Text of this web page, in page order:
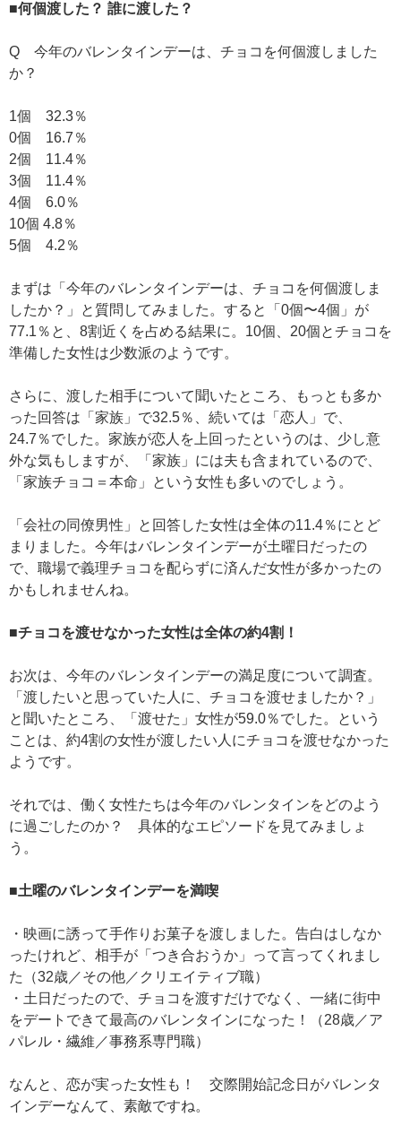
■何個渡した？ 誰に渡した？
Q 今年のバレンタインデーは、チョコを何個渡しました
か？
1個 32.3％
0個 16.7％
2個 11.4％
3個 11.4％
4個 6.0％
10個 4.8％
5個 4.2％
まずは「今年のバレンタインデーは、チョコを何個渡しま
したか？」と質問してみました。すると「0個〜4個」が
77.1％と、8割近くを占める結果に。10個、20個とチョコを
準備した女性は少数派のようです。
さらに、渡した相手について聞いたところ、もっとも多か
った回答は「家族」で32.5％、続いては「恋人」で、
24.7％でした。家族が恋人を上回ったというのは、少し意
外な気もしますが、「家族」には夫も含まれているので、
「家族チョコ＝本命」という女性も多いのでしょう。
「会社の同僚男性」と回答した女性は全体の11.4％にとど
まりました。今年はバレンタインデーが土曜日だったの
で、職場で義理チョコを配らずに済んだ女性が多かったの
かもしれませんね。
■チョコを渡せなかった女性は全体の約4割！
お次は、今年のバレンタインデーの満足度について調査。
「渡したいと思っていた人に、チョコを渡せましたか？」
と聞いたところ、「渡せた」女性が59.0％でした。という
ことは、約4割の女性が渡したい人にチョコを渡せなかった
ようです。
それでは、働く女性たちは今年のバレンタインをどのよう
に過ごしたのか？ 具体的なエピソードを見てみましょ
う。
■土曜のバレンタインデーを満喫
・映画に誘って手作りお菓子を渡しました。告白はしなか
ったけれど、相手が「つき合おうか」って言ってくれまし
た（32歳／その他／クリエイティブ職）
・土日だったので、チョコを渡すだけでなく、一緒に街中
をデートできて最高のバレンタインになった！（28歳／ア
パレル・繊維／事務系専門職）
なんと、恋が実った女性も！ 交際開始記念日がバレンタ
インデーなんて、素敵ですね。